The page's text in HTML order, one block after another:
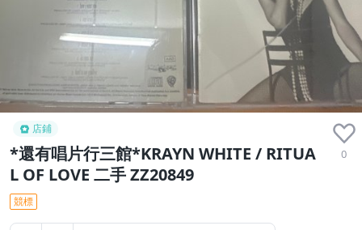
店鋪
*還有唱片行三館*KRAYN WHITE / RITUA
L OF LOVE 二手 ZZ20849
0
競標